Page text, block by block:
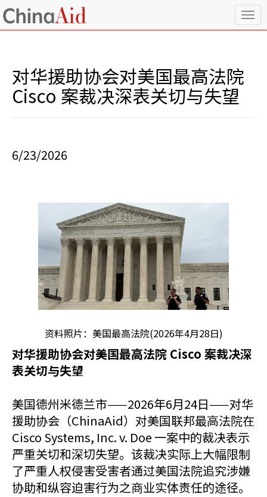
T
o
对华援助协会对美国最高法院
Cisco 案裁决深表关切与失望
6/23/2026
资料照片：美国最高法院(2026年4月28日)
对华援助协会对美国最高法院 Cisco 案裁决深
表关切与失望
美国德州米德兰市——2026年6月24日——对华
援助协会（ChinaAid）对美国联邦最高法院在
Cisco Systems, Inc. v. Doe 一案中的裁决表示
严重关切和深切失望。该裁决实际上大幅限制
了严重人权侵害受害者通过美国法院追究涉嫌
协助和纵容迫害行为之商业实体责任的途径。